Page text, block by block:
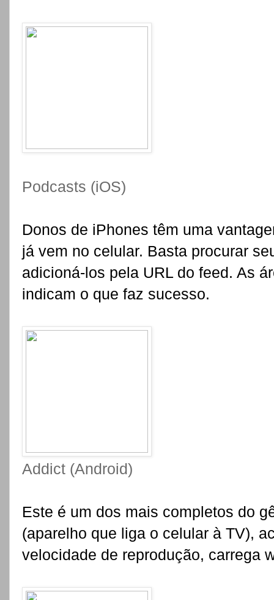
Podcasts (iOS)
Donos de iPhones têm uma
já vem no celular. Basta procurar
adicioná-los pela URL do feed. As
indicam o que faz sucesso.
Addict (Android)
Este é um dos mais completos do
(aparelho que liga o celular à TV),
velocidade de reprodução, carrega